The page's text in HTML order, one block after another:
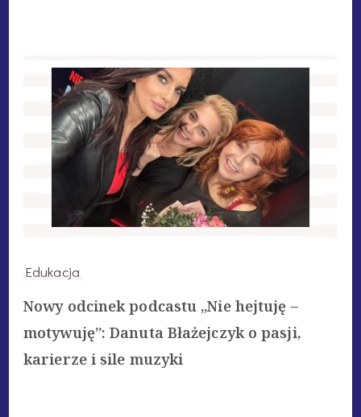
Edukacja
Nowy odcinek podcastu „Nie hejtuję –
motywuję”: Danuta Błażejczyk o pasji,
karierze i sile muzyki